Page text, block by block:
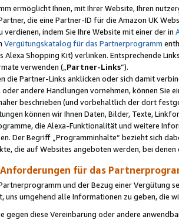
ermöglicht Ihnen, mit Ihrer Website, Ihren
die eine Partner-ID für die Amazon UK
verdienen, indem Sie Ihre Website mit einer der in
Vergütungskatalog für das Partnerprogramm
Alexa Shopping Kit) verlinken. Entsprechende
verwenden („ Partner-Links“).
die Partner-Links anklicken oder sich damit
andere Handlungen vornehmen, können Sie
beschrieben (und vorbehaltlich der dort
können wir Ihnen Daten, Bilder, Texte,
die Alexa-Funktionalität und weitere
Der Begriff „Programminhalte“ bezieht sich
die auf Websites angeboten werden, bei
für das
und der Bezug einer Vergütung
uns umgehend alle Informationen zu geben, die
gegen diese Vereinbarung oder andere